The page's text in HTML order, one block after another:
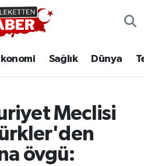
Sağlık Dünya
Meclisi
övgü: